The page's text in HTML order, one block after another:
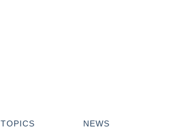
TOPICS NEWS